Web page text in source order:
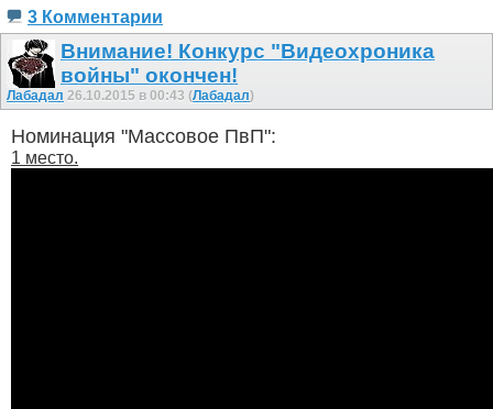
3 Комментарии
Внимание! Конкурс "Видеохроника
войны" окончен!
Лабадал 26.10.2015 в 00:43 (Лабадал)
Номинация "Массовое ПвП":
1 место.